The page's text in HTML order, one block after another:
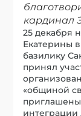
кардинал
25 декабря
Екатерины
базилику
принял
«общиной